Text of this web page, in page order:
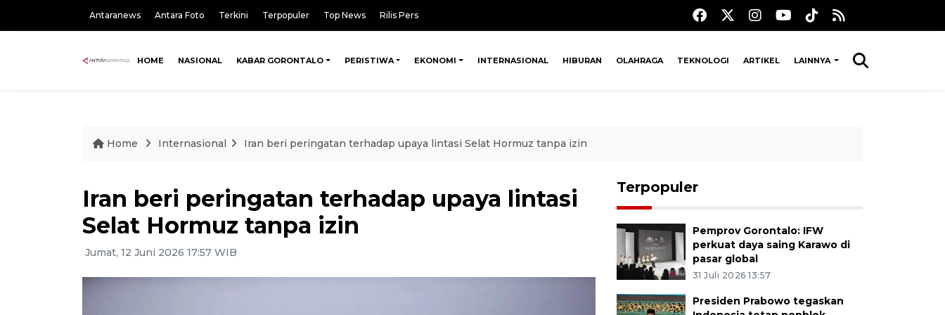
Antaranews Antara Foto Terkini Terpopuler Top News Rilis Pers
HOME NASIONAL KABAR GORONTALO PERISTIWA EKONOMI INTERNASIONAL HIBURAN OLAHRAGA TEKNOLOGI ARTIKEL LAINNYA
Home Internasional Iran beri peringatan terhadap upaya lintasi Selat Hormuz tanpa izin
Iran beri peringatan terhadap upaya lintasi
Selat Hormuz tanpa izin
Jumat, 12 Juni 2026 17:57 WIB
Terpopuler
Pemprov Gorontalo: IFW
perkuat daya saing Karawo di
pasar global
31 Juli 2026 13:57
Presiden Prabowo tegaskan